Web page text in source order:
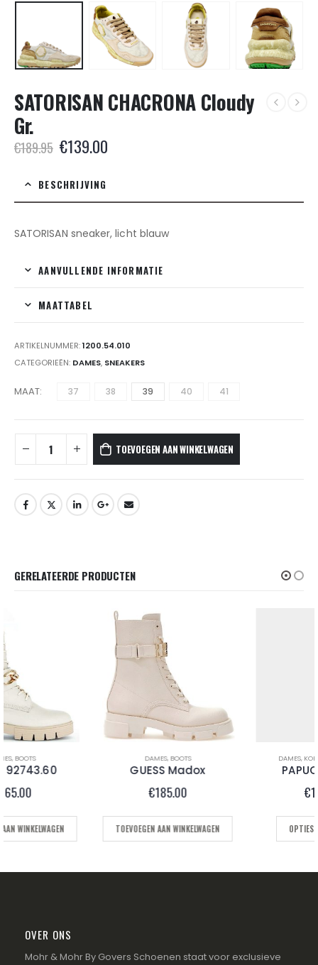
SATORISAN CHACRONA Cloudy
Gr.
€189.95 Oorspronkelijke
prijs
was:
€189.95.
€139.00Huidige
BESCHRIJVING
SATORISAN sneaker, licht blauw
AANVULLENDE INFORMATIE
MAATTABEL
ARTIKELNUMMER:1200.54.010
CATEGORIEËN: DAMES, SNEAKERS
MAAT 37 38 39 40 41
TOEVOEGEN AAN WINKELWAGEN
GERELATEERDE PRODUCTEN
GUESS Madox
TOEVOEGEN AAN WINKELWAGEN
DAMES KORTE LAARS DAMES
PAPUCEI TIMON
OPTIES SELECTEREN
OVER ONS
Mohr & Mohr By Govers Schoenen staat voor exclusieve